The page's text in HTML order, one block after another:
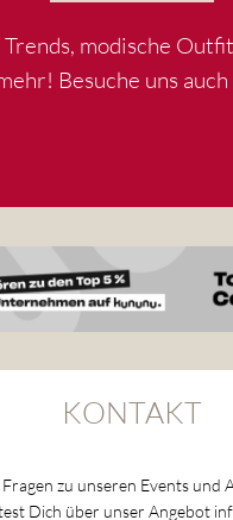
modische
Besuche uns auch
KONTAKT
zu unseren Events und
Dich über unser Angebot